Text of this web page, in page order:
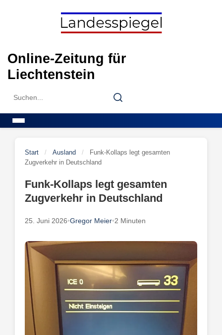
Online-Zeitung für
Liechtenstein
Search
Search
Start / Ausland /
Funk-Kollaps legt gesamten
Zugverkehr in Deutschland
Funk-Kollaps legt gesamten
Zugverkehr in Deutschland
25. Juni 2026•Gregor Meier•2 Minuten